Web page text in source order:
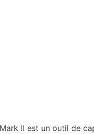
II est un outil de